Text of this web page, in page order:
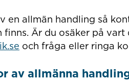
en allmän handling så
Är du osäker på
och fråga eller ringa
av allmänna